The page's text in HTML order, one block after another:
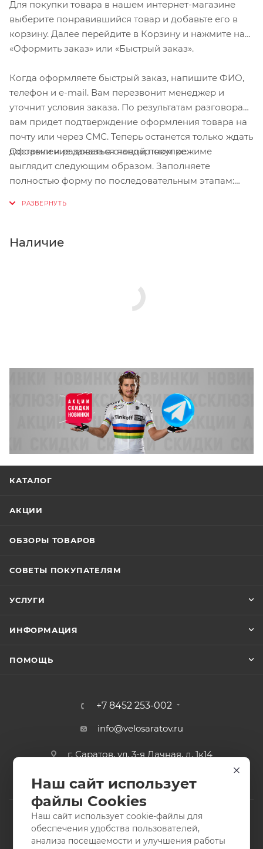
Для покупки товара в нашем интернет-магазине
выберите понравившийся товар и добавьте его в
корзину. Далее перейдите в Корзину и нажмите на
«Оформить заказ» или «Быстрый заказ».
Когда оформляете быстрый заказ, напишите ФИО,
телефон и e-mail. Вам перезвонит менеджер и
уточнит условия заказа. По результатам разговора
вам придет подтверждение оформления товара на
почту или через СМС. Теперь останется только ждать
доставки и радоваться новой покупке.
Оформление заказа в стандартном режиме
выглядит следующим образом. Заполняете
полностью форму по последовательным этапам:
Нажмите кнопку «Оформить заказ».
Наличие
КАТАЛОГ
АКЦИИ
ОБЗОРЫ ТОВАРОВ
СОВЕТЫ ПОКУПАТЕЛЯМ
УСЛУГИ
ИНФОРМАЦИЯ
ПОМОЩЬ
+7 8452 253-002
info@velosaratov.ru
г. Саратов, ул. 3-я Дачная, д. 1к14
2011-2026 © интернет-магазин спортивных товаров
Наш сайт использует
файлы Cookies
Наш сайт использует cookie-файлы для
обеспечения удобства пользователей,
анализа посещаемости и улучшения работы